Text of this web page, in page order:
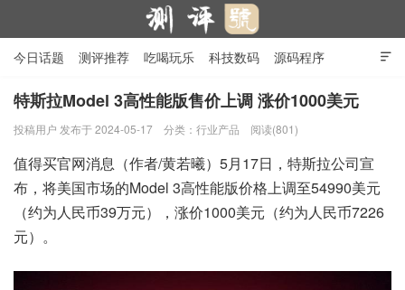

今日话题 测评推荐 吃喝玩乐 科技数码 源码程序
行业产品 在线投稿 隐私政策
特斯拉Model 3高性能版售价上调 涨价1000美元
投稿用户 发布于 2024-05-17 分类： 行业产品 阅读(801)
值得买官网消息（作者/黄若曦）5月17日，特斯拉公司宣
布，将美国市场的Model 3高性能版价格上调至54990美元
（约为人民币39万元），涨价1000美元（约为人民币7226
元）。